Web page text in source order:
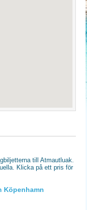
till Atmautluak.
Klicka på ett pris för
Köpenhamn